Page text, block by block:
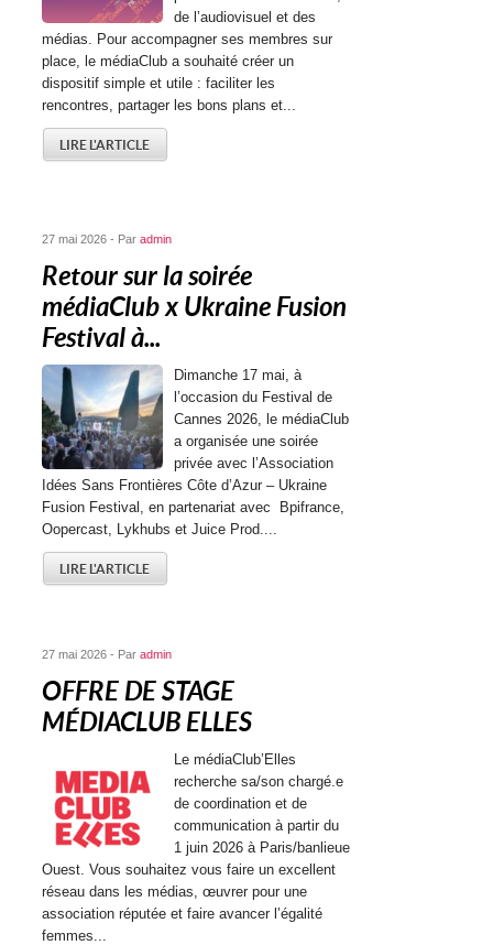
de l’audiovisuel et des
médias. Pour accompagner ses membres sur
place, le médiaClub a souhaité créer un
dispositif simple et utile : faciliter les
rencontres, partager les bons plans et...
LIRE L'ARTICLE
27 mai 2026 - Paradmin
Retour sur la soirée
médiaClub x Ukraine Fusion
Festival à...
Dimanche 17 mai, à
l’occasion du Festival de
Cannes 2026, le médiaClub
a organisée une soirée
privée avec l’Association
Idées Sans Frontières Côte d’Azur – Ukraine
Fusion Festival, en partenariat avec Bpifrance,
Oopercast, Lykhubs et Juice Prod....
LIRE L'ARTICLE
27 mai 2026 - Paradmin
OFFRE DE STAGE
MÉDIACLUB ELLES
Le médiaClub’Elles
recherche sa/son chargé.e
de coordination et de
communication à partir du
1 juin 2026 à Paris/banlieue
Ouest. Vous souhaitez vous faire un excellent
réseau dans les médias, œuvrer pour une
association réputée et faire avancer l’égalité
femmes...